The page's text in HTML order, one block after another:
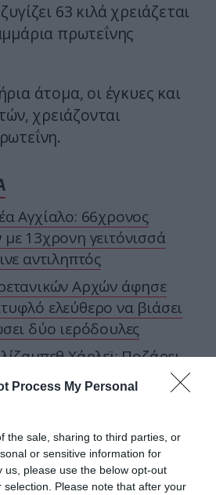
Process My Personal
the sale, sharing to third parties, or
or sensitive information for
us, please use the below opt-out
Please note that after your
63 κιλά χρειάζεται
πρωτεΐνης
άτομα, οι έγκυες και
χρειάζονται
Αγχίαλο: 66χρονος
13χρονη γειτόνισσά
αντιληπτός
Αρχών άφησε
ελεύθερο να βιάσει
δύο ιερόδουλες
Χάρλεϊ: Ποζάρει
εντυπωσιάζει στα 61 της
τοpronews.grστο
και μάθετε πρώτοι όλες